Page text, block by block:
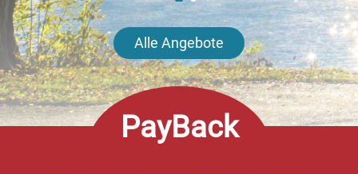
Alle Angebote
PayBack